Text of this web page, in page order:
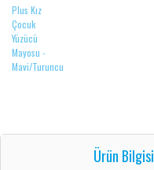
Ürün Bilgisi